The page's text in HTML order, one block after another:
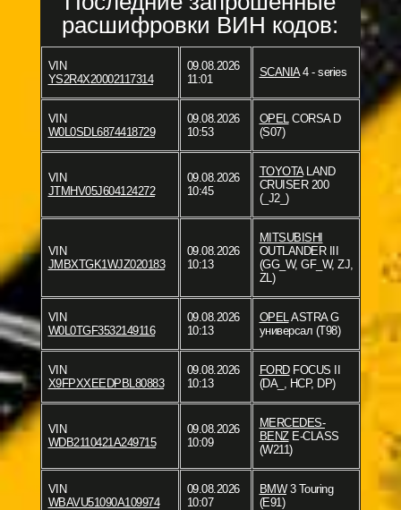
расшифровки ВИН кодов:
VIN
YS2R4X20002117314
09.08.2026
11:01
SCANIA4 - series
VIN
W0L0SDL6874418729
09.08.2026
10:53
OPEL CORSA D
(S07)
VIN
JTMHV05J604124272
09.08.2026
10:45
TOYOTALAND
CRUISER 200
(_J2_)
VIN
JMBXTGK1WJZ020183
09.08.2026
10:13
MITSUBISHI
OUTLANDER III
(GG_W, GF_W, ZJ,
ZL)
VIN
W0L0TGF3532149116
09.08.2026
10:13
OPEL ASTRA G
универсал (T98)
VIN
X9FPXXEEDPBL80883
09.08.2026
10:13
FORDFOCUS II
(DA_, HCP, DP)
VIN
WDB2110421A249715
09.08.2026
10:09
MERCEDES-
BENZE-CLASS
(W211)
VIN
WBAVU51090A109974
09.08.2026
10:07
BMW3 Touring
(E91)